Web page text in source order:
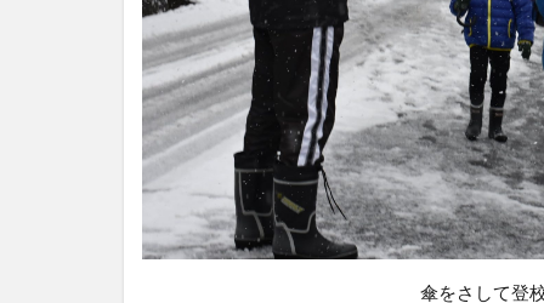
傘をさして登